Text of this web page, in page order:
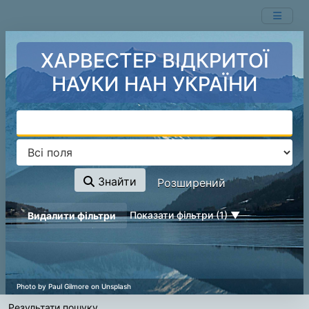
ХАРВЕСТЕР ВІДКРИТОЇ
НАУКИ НАН УКРАЇНИ
Знайти Розширений
page_reload_on_deselect_hint
Видалити фільтри Показати фільтри (1)